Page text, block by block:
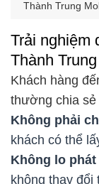
Thành Trung
Trải nghiệm
Thành
Khách hàng
thường chia
Không phải
khách có thể
Không lo
không thay